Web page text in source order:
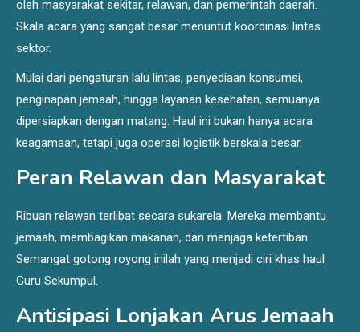
oleh masyarakat sekitar, relawan, dan pemerintah daerah.
Skala acara yang sangat besar menuntut koordinasi lintas
sektor.
Mulai dari pengaturan lalu lintas, penyediaan konsumsi,
penginapan jemaah, hingga layanan kesehatan, semuanya
dipersiapkan dengan matang. Haul ini bukan hanya acara
keagamaan, tetapi juga operasi logistik berskala besar.
Peran Relawan dan Masyarakat
Ribuan relawan terlibat secara sukarela. Mereka membantu
jemaah, membagikan makanan, dan menjaga ketertiban.
Semangat gotong royong inilah yang menjadi ciri khas haul
Guru Sekumpul.
Antisipasi Lonjakan Arus Jemaah